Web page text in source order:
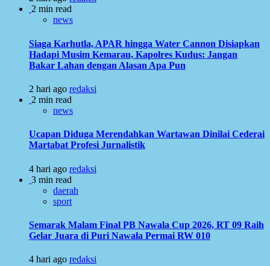
2 min read
news
Siaga Karhutla, APAR hingga Water Cannon Disiapkan
Hadapi Musim Kemarau, Kapolres Kudus: Jangan
Bakar Lahan dengan Alasan Apa Pun
2 hari ago redaksi
2 min read
news
Ucapan Diduga Merendahkan Wartawan Dinilai Cederai
Martabat Profesi Jurnalistik
4 hari ago redaksi
3 min read
daerah
sport
Semarak Malam Final PB Nawala Cup 2026, RT 09 Raih
Gelar Juara di Puri Nawala Permai RW 010
4 hari ago redaksi